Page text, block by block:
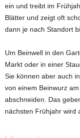
ein und treibt im
Blätter und zeigt oft
dann je nach Standort
Um Beinwell in den
Markt oder in einer
Sie können aber auch
von einem Beinwurz
abschneiden. Das
nächsten Frühjahr wird